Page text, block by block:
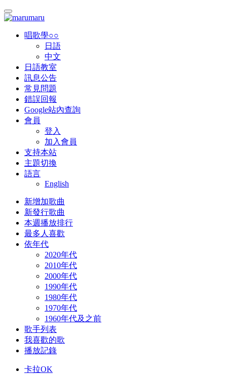
唱歌學○○
日語
中文
日語教室
訊息公告
常見問題
錯誤回報
Google站內查詢
會員
登入
加入會員
支持本站
主題切換
語言
English
新增加歌曲
新發行歌曲
本週播放排行
最多人喜歡
依年代
2020年代
2010年代
2000年代
1990年代
1980年代
1970年代
1960年代及之前
歌手列表
我喜歡的歌
播放記錄
卡拉OK